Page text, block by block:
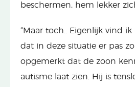
beschermen, hem lekker
“Maar toch.. Eigenlijk vind
dat in deze situatie er pas
opgemerkt dat de zoon
autisme laat zien. Hij is